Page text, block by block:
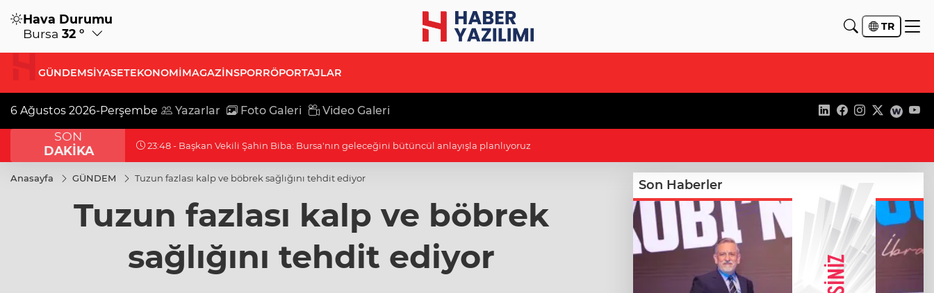
Hava Durumu
Bursa 32 ° TR
GÜNDEMSİYASETEKONOMİMAGAZİNSPORRÖPORTAJLAR
6 Ağustos 2026-Perşembe Yazarlar Foto Galeri Video Galeri
SON
DAKİKA
23:03 - Cumhurbaşkanı Erdoğan, Suudi Arabistan yolcusu
Anasayfa GÜNDEM Tuzun fazlası kalp ve böbrek sağlığını tehdit ediyor
Tuzun fazlası kalp ve böbrek
sağlığını tehdit ediyor
Son Haberler